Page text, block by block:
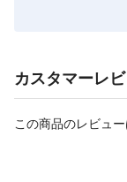
カスタマーレ
この商品のレビュー